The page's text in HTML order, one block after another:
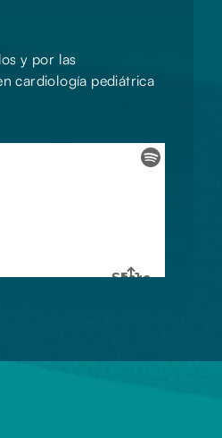
y por las
cardiología pediátrica